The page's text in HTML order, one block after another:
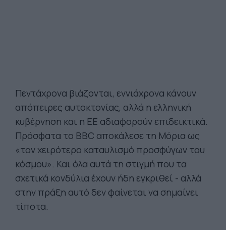
Πεντάχρονα βιάζονται, εννιάχρονα κάνουν
απόπειρες αυτοκτονίας, αλλά η ελληνική
κυβέρνηση και η ΕΕ αδιαφορούν επιδεικτικά.
Πρόσφατα το BBC αποκάλεσε τη Μόρια ως
«τον χειρότερο καταυλισμό προσφύγων του
κόσμου». Και όλα αυτά τη στιγμή που τα
σχετικά κονδύλια έχουν ήδη εγκριθεί - αλλά
στην πράξη αυτό δεν φαίνεται να σημαίνει
τίποτα.